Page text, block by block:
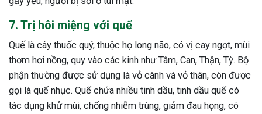
7. Trị hôi miệng với quế
Quế là cây thuốc quý, thuộc họ long não, có vị cay ngọt, mùi
thơm hơi nồng, quy vào các kinh như Tâm, Can, Thận, Tỳ. Bộ
phận thường được sử dụng là vỏ cành và vỏ thân, còn được
gọi là quế nhục. Quế chứa nhiều tinh dầu, tinh dầu quế có
tác dụng khử mùi, chống nhiễm trùng, giảm đau họng, có